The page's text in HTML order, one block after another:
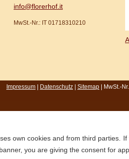
info@florerhof.it
MwSt.-Nr.: IT 01718310210
Impressum Datenschutz Sitemap | MwSt.-
own cookies and from third parties. If
you are giving the consent for